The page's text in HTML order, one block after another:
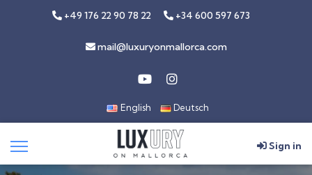
+49 176 22 90 78 22 +34 600 597 673
mail@luxuryonmallorca.com
English Deutsch
Sign in